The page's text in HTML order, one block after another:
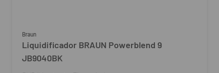
Braun
Liquidificador BRAUN Powerblend 9
JB9040BK